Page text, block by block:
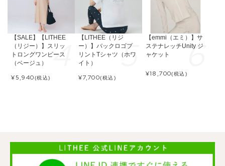
【SALE】【LITHEE
（リジー）】スリッ
トロングワンピース
（ベージュ）
¥5,940(税込)
【LITHEE（リジ
ー）】バックロゴプ
リントTシャツ（ホワ
イト）
¥7,700(税込)
【emmi（エミ）】サ
ステナレッチUnity ジ
ャケット
¥18,700(税込)